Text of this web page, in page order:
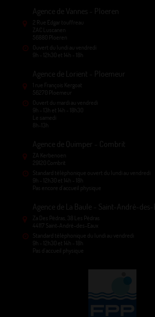
Agence de Vannes - Ploeren
2 Rue Edgar touffreau
ZAC Luscanen
56880 Ploeren
Ouvert du lundi au vendredi
9h - 12h30 et 14h - 18h
Agence de Lorient - Ploemeur
1 rue François Kergoat
56270 Ploemeur
Ouvert du mardi au vendredi
9h - 13h et 14h - 18h30
Le samedi
8h-13h
Agence de Quimper - Combrit
ZA Kerbenoen
29120 Combrit
Standard téléphonique ouvert du lundi au vendredi
9h - 12h30 et 14h - 18h
Pas encore d'accueil physique
Agence de La Baule - Saint-André-des-
Za Des Pédras, 38 Les Pédras
44117 Saint-André-des-Eaux
Standard téléphonique du lundi au vendredi
9h - 12h30 et 14h - 18h
Pas d'accueil physique